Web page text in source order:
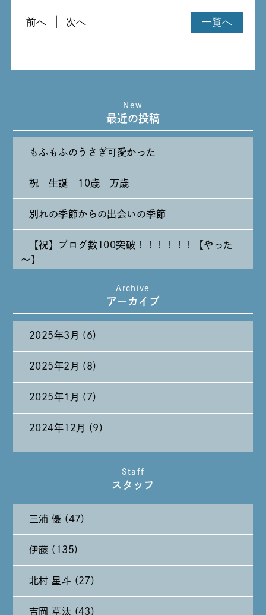
一覧へ
前へ 次へ
New
最近の投稿
もふもふのうさぎ可愛かった
祝 生誕 10歳 万歳
別れの季節からの出会いの季節
【祝】ブログ数100突破！！！！！！【やった
～】
たまには純喫茶なんて～～～
Archive
アーカイブ
2025年3月 (6)
2025年2月 (8)
2025年1月 (7)
2024年12月 (9)
2024年9月 (11)
2024年8月 (11)
2024年7月 (11)
Staff
スタッフ
三浦 優 (47)
伊藤 (135)
北村 星斗 (27)
吉岡 草汰 (43)